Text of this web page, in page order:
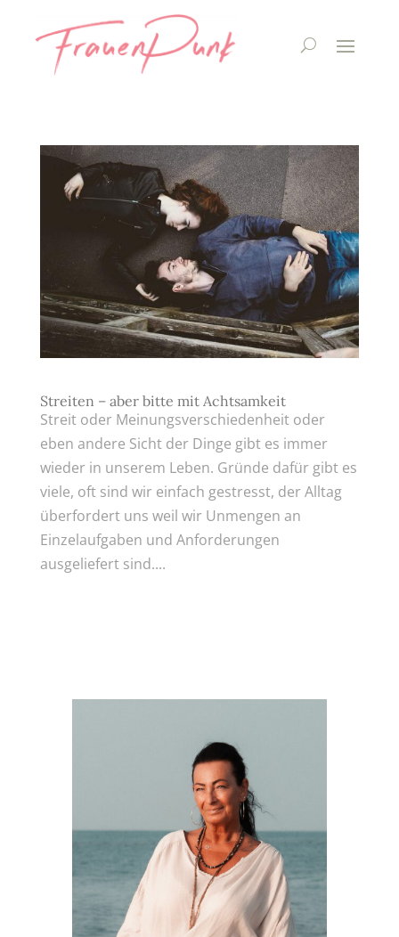
Streiten – aber bitte mit Achtsamkeit
Streit oder Meinungsverschiedenheit oder
eben andere Sicht der Dinge gibt es immer
wieder in unserem Leben. Gründe dafür gibt es
viele, oft sind wir einfach gestresst, der Alltag
überfordert uns weil wir Unmengen an
Einzelaufgaben und Anforderungen
ausgeliefert sind....